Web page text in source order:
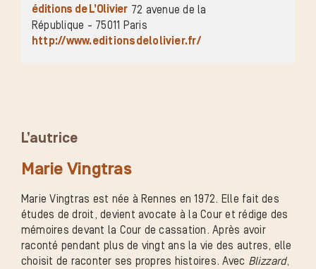
éditions de L’Olivier 72 avenue de la
République - 75011 Paris
http://www.editionsdelolivier.fr/
L’autrice
Marie Vingtras
Marie Vingtras est née à Rennes en 1972. Elle fait des
études de droit, devient avocate à la Cour et rédige des
mémoires devant la Cour de cassation. Après avoir
raconté pendant plus de vingt ans la vie des autres, elle
choisit de raconter ses propres histoires. Avec Blizzard,